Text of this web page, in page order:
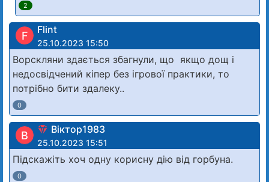
2
F Flint
25.10.2023 15:50
Ворскляни здається збагнули, що якщо дощ і
недосвідчений кіпер без ігрової практики, то
потрібно бити здалеку..
0
В Віктор1983
25.10.2023 15:51
Підскажіть хоч одну корисну дію від горбуна.
0